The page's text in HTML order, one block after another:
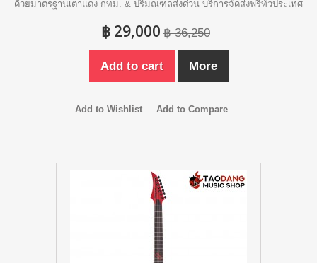
ด้วยมาตรฐานเต่าแดง กทม. & ปริมณฑลส่งด่วน บริการจัดส่งฟรีทั่วประเทศ
฿ 29,000 ฿ 36,250
Add to cart More
Add to Wishlist Add to Compare